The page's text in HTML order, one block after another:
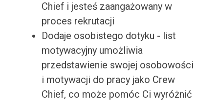
Chief i jesteś zaangażowany w
proces rekrutacji
Dodaje osobistego dotyku - list
motywacyjny umożliwia
przedstawienie swojej osobowości
i motywacji do pracy jako Crew
Chief, co może pomóc Ci wyróżnić